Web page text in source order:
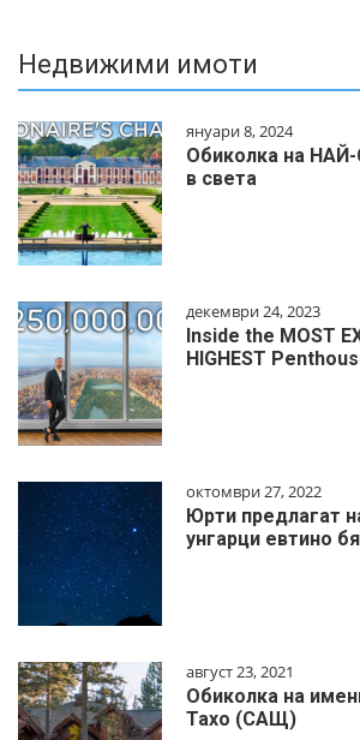
Недвижими имоти
януари 8, 2024
Обиколка на
в света
декември 24, 2023
Inside the MOST
HIGHEST
октомври 27, 2022
Юрти предлагат
унгарци евтино
август 23, 2021
Обиколка на
Тахо (САЩ)